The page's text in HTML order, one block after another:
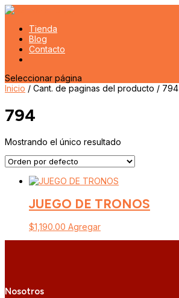
Tienda
Blog
Contacto
Seleccionar página
Inicio / Cant. de paginas del producto / 794
794
Mostrando el único resultado
JUEGO DE TRONOS
$1,190.00 Agregar
Nosotros